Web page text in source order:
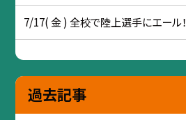
7/17( 金 ) 全校で陸上選手にエール！
過去記事